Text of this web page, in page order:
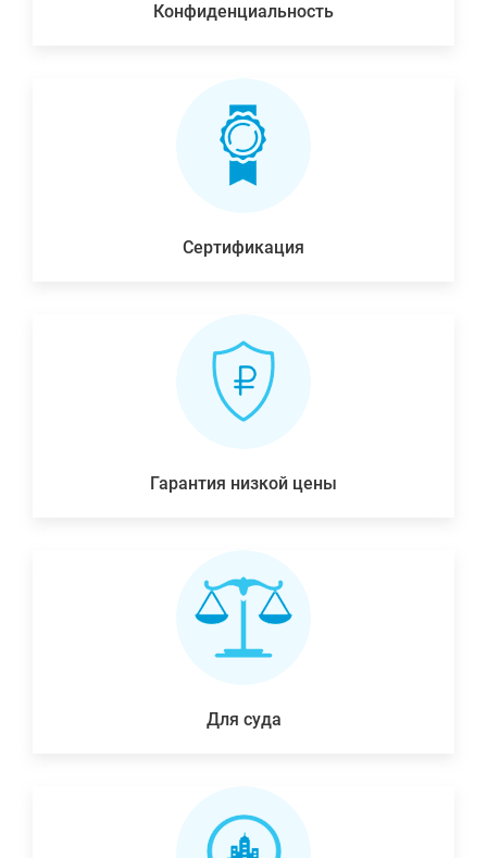
Конфиденциальность
Сертификация
Гарантия низкой цены
Для суда